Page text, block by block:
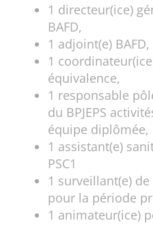
1 directeur(ice)
BAFD,
1 adjoint(e) BAFD,
1
équivalence,
1 responsable
du BPJEPS
équipe diplômée,
1 assistant(e)
PSC1
1 surveillant(e)
pour la période
1 animateur(ice)